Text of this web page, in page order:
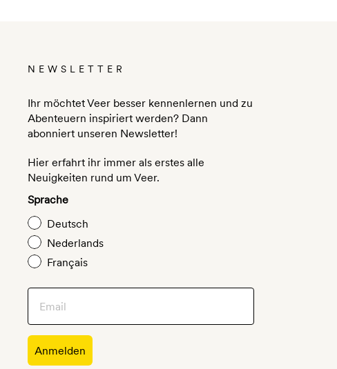
NEWSLETTER
Ihr möchtet Veer besser kennenlernen und zu
Abenteuern inspiriert werden? Dann
abonniert unseren Newsletter!
Hier erfahrt ihr immer als erstes alle
Neuigkeiten rund um Veer.
Sprache
Deutsch
Nederlands
Français
Anmelden